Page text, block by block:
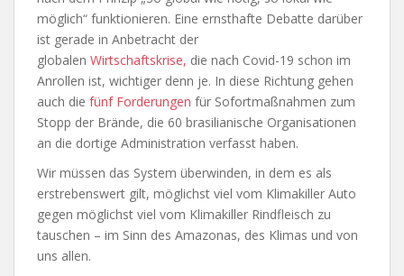
möglich“ funktionieren. Eine ernsthafte Debatte darüber
ist gerade in Anbetracht der
globalen Wirtschaftskrise, die nach Covid-19 schon im
Anrollen ist, wichtiger denn je. In diese Richtung gehen
auch die fünf Forderungen für Sofortmaßnahmen zum
Stopp der Brände, die 60 brasilianische Organisationen
an die dortige Administration verfasst haben.
Wir müssen das System überwinden, in dem es als
erstrebenswert gilt, möglichst viel vom Klimakiller Auto
gegen möglichst viel vom Klimakiller Rindfleisch zu
tauschen – im Sinn des Amazonas, des Klimas und von
uns allen.